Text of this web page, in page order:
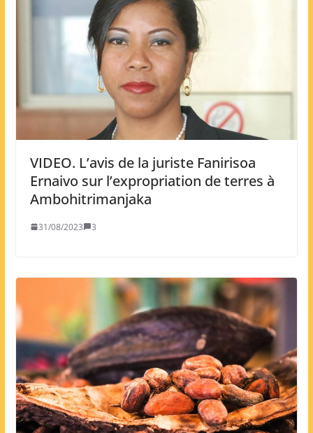
VIDEO. L’avis de la juriste Fanirisoa
Ernaivo sur l’expropriation de terres à
Ambohitrimanjaka
31/08/2023 3